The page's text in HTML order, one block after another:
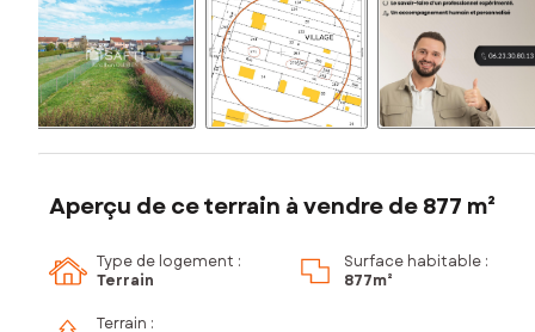
Aperçu de ce terrain à vendre de 877 m²
Type de logement :
Terrain
Surface habitable :
877m²
Terrain :